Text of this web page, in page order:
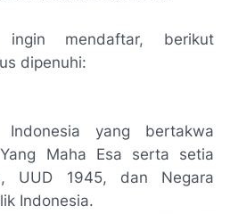
mendaftar, berikut
dipenuhi:
Indonesia yang bertakwa
Maha Esa serta setia
UUD 1945, dan Negara
Indonesia.